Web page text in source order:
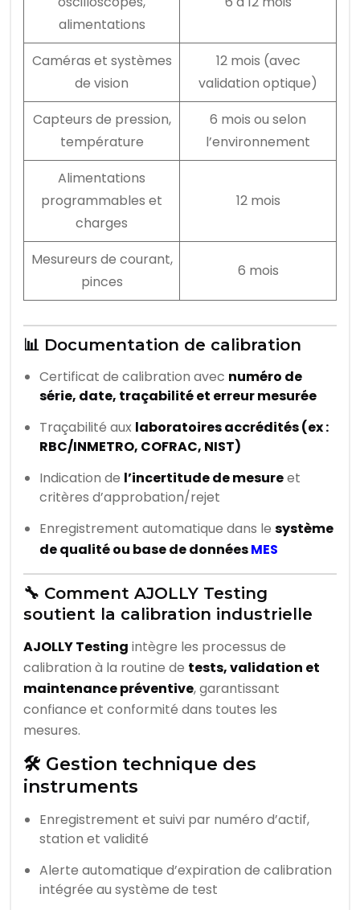
alimentations
Caméras et systèmes
de vision
12 mois (avec
validation optique)
Capteurs de pression,
température
6 mois ou selon
l’environnement
Alimentations
programmables et
charges
12 mois
Mesureurs de courant,
pinces
6 mois
📊 Documentation de calibration
Certificat de calibration avec numéro de
série, date, traçabilité et erreur mesurée
Traçabilité aux laboratoires accrédités (ex :
RBC/INMETRO, COFRAC, NIST)
Indication de l’incertitude de mesureet
critères d’approbation/rejet
Enregistrement automatique dans le système
de qualité ou base de donnéesMES
🔧 Comment AJOLLY Testing
soutient la calibration industrielle
AJOLLY Testing intègre les processus de
calibration à la routine de tests, validation et
maintenance préventive, garantissant
confiance et conformité dans toutes les
mesures.
🛠️ Gestion technique des
instruments
Enregistrement et suivi par numéro d’actif,
station et validité
Alerte automatique d’expiration de calibration
intégrée au système de test